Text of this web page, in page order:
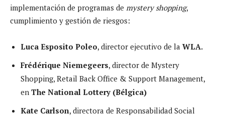
implementación de programas de mystery shopping,
cumplimiento y gestión de riesgos:
Luca Esposito Poleo, director ejecutivo de la WLA.
Frédérique Niemegeers, director de Mystery
Shopping, Retail Back Office & Support Management,
en The National Lottery (Bélgica)
Kate Carlson, directora de Responsabilidad Social